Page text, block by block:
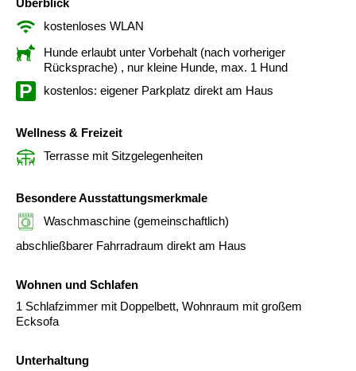
Überblick
kostenloses WLAN
Hunde erlaubt unter Vorbehalt (nach vorheriger
Rücksprache) , nur kleine Hunde, max. 1 Hund
kostenlos: eigener Parkplatz direkt am Haus
Wellness & Freizeit
Terrasse mit Sitzgelegenheiten
Besondere Ausstattungsmerkmale
Waschmaschine (gemeinschaftlich)
abschließbarer Fahrradraum direkt am Haus
Wohnen und Schlafen
1 Schlafzimmer mit Doppelbett, Wohnraum mit großem
Ecksofa
Unterhaltung